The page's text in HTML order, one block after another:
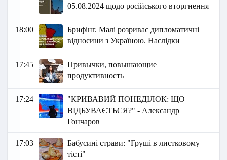
05.08.2024 щодо російського вторгнення
18:00
Брифінг. Малі розриває дипломатичні
відносини з Україною. Наслідки
17:45
Привычки, повышающие
продуктивность
17:24
"КРИВАВИЙ ПОНЕДІЛОК: ЩО
ВІДБУВАЄТЬСЯ?" - Александр
Гончаров
17:03
Бабусині страви: "Груші в листковому
тісті"